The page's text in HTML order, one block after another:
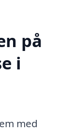
på
i
med